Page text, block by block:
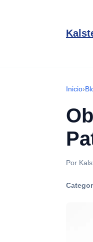
Inicio›
Por